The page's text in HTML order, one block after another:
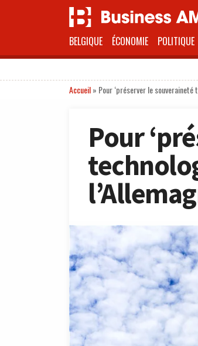
BELGIQUE ÉCONOMIE POLITIQUE
Accueil» Pour ‘préserver le souveraineté
Pour